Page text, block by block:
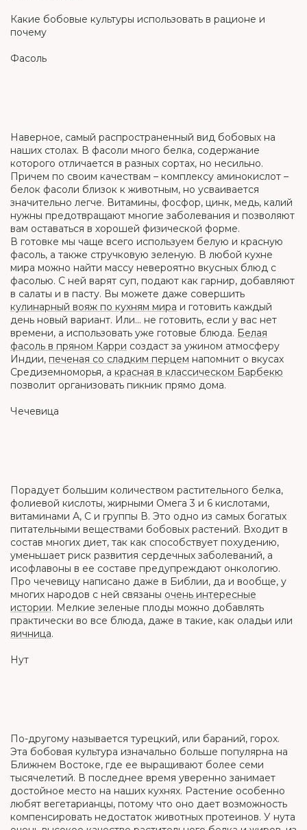
Какие бобовые культуры использовать в рационе и
почему
Фасоль
Наверное, самый распространенный вид бобовых на
наших столах. В фасоли много белка, содержание
которого отличается в разных сортах, но несильно.
Причем по своим качествам – комплексу аминокислот –
белок фасоли близок к животным, но усваивается
значительно легче. Витамины, фосфор, цинк, медь, калий
нужны предотвращают многие заболевания и позволяют
вам оставаться в хорошей физической форме.
В готовке мы чаще всего используем белую и красную
фасоль, а также стручковую зеленую. В любой кухне
мира можно найти массу невероятно вкусных блюд с
фасолью. С ней варят суп, подают как гарнир, добавляют
в салаты и в пасту. Вы можете даже совершить
кулинарный вояж по кухням мира и готовить каждый
день новый вариант. Или… не готовить, если у вас нет
времени, а использовать уже готовые блюда. Белая
фасоль в пряном Карри создаст за ужином атмосферу
Индии, печеная со сладким перцем напомнит о вкусах
Средиземноморья, а красная в классическом Барбекю
позволит организовать пикник прямо дома.
Чечевица
Порадует большим количеством растительного белка,
фолиевой кислоты, жирными Омега 3 и 6 кислотами,
витаминами А, С и группы В. Это одно из самых богатых
питательными веществами бобовых растений. Входит в
состав многих диет, так как способствует похудению,
уменьшает риск развития сердечных заболеваний, а
исофлавоны в ее составе предупреждают онкологию.
Про чечевицу написано даже в Библии, да и вообще, у
многих народов с ней связаны очень интересные
истории. Мелкие зеленые плоды можно добавлять
практически во все блюда, даже в такие, как оладьи или
яичница.
Нут
По-другому называется турецкий, или бараний, горох.
Эта бобовая культура изначально больше популярна на
Ближнем Востоке, где ее выращивают более семи
тысячелетий. В последнее время уверенно занимает
достойное место на наших кухнях. Растение особенно
любят вегетарианцы, потому что оно дает возможность
компенсировать недостаток животных протеинов. У нута